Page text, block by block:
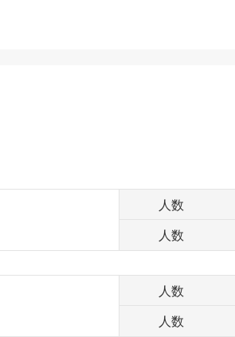
人数
人数
人数
人数